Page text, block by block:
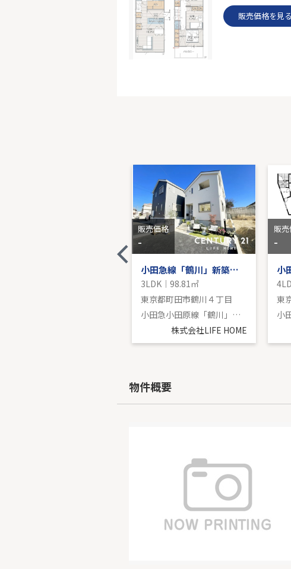
販売価格を見る
販売価格
-
小田急線「鶴川」新築戸建
3LDK｜98.81㎡
東京都町田市鶴川４丁目
小田急小田原線「鶴川」駅 バス9分 「国士舘大学前」 停歩3分
株式会社LIFE HOME
販
-
東
物件概要